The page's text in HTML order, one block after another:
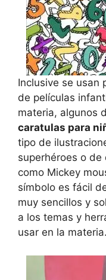
Inclusive se usan
de películas
materia, algunos
caratulas para
tipo de
superhéroes o de
como Mickey
símbolo es fácil
muy sencillos y
a los temas y
usar en la materia.